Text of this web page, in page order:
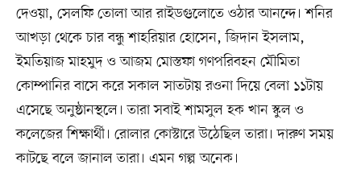
দেওয়া, সেলফি তোলা আর রাইডগুলোতে ওঠার আনন্দে। শনির
আখড়া থেকে চার বন্ধু শাহরিয়ার হোসেন, জিদান ইসলাম,
ইমতিয়াজ মাহমুদ ও আজম মোস্তফা গণপরিবহন মৌমিতা
কোম্পানির বাসে করে সকাল সাতটায় রওনা দিয়ে বেলা ১১টায়
এসেছে অনুষ্ঠানস্থলে। তারা সবাই শামসুল হক খান স্কুল ও
কলেজের শিক্ষার্থী। রোলার কোস্টারে উঠেছিল তারা। দারুণ সময়
কাটছে বলে জানাল তারা। এমন গল্প অনেক।